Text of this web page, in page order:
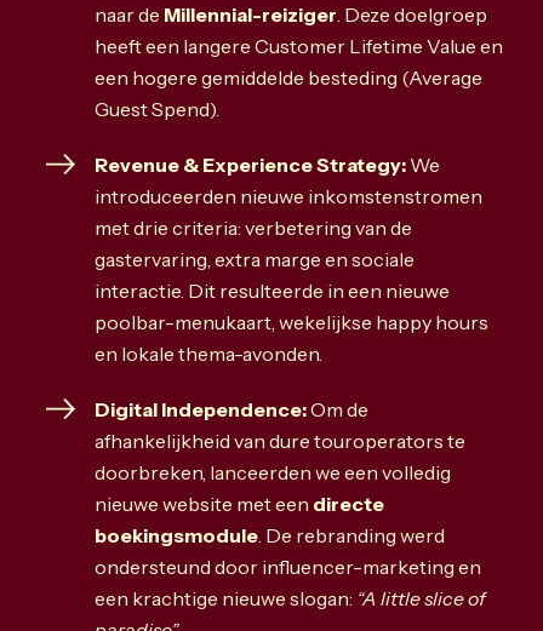
naar de Millennial-reiziger . Deze doelgroep
heeft een langere Customer Lifetime Value en
een hogere gemiddelde besteding (Average
Guest Spend).
Revenue & Experience Strategy: We
introduceerden nieuwe inkomstenstromen
met drie criteria: verbetering van de
gastervaring, extra marge en sociale
interactie. Dit resulteerde in een nieuwe
poolbar-menukaart, wekelijkse happy hours
en lokale thema-avonden.
Digital Independence:Om de
afhankelijkheid van dure touroperators te
doorbreken, lanceerden we een volledig
nieuwe website met een directe
boekingsmodule . De rebranding werd
ondersteund door influencer-marketing en
een krachtige nieuwe slogan: “A little slice of